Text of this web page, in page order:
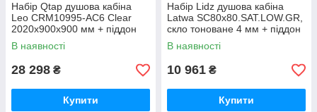
Набір Qtap душова кабіна
Leo CRM10995-AC6 Clear
2020x900x900 мм + піддон
Diamond 309912 90x90x12 см
із сифоном
В наявності
28 298 ₴
Купити
Набір Lidz душова кабіна
Latwa SC80x80.SAT.LOW.GR,
скло тоноване 4 мм + піддон
Kupala
В наявності
10 961 ₴
Купити